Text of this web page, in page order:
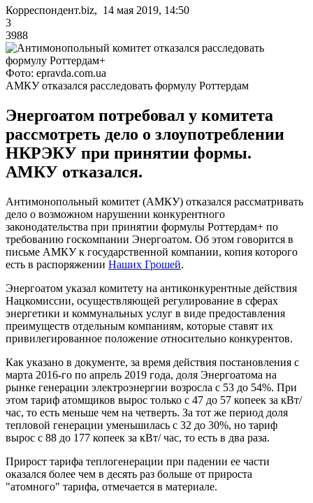
Корреспондент.biz, 14 мая 2019, 14:50
3
3988
Фото: epravda.com.ua
АМКУ отказался расследовать формулу Роттердам
Энергоатом потребовал у комитета
рассмотреть дело о злоупотреблении
НКРЭКУ при принятии формы.
АМКУ отказался.
Антимонопольный комитет (АМКУ) отказался рассматривать
дело о возможном нарушении конкурентного
законодательства при принятии формулы Роттердам+ по
требованию госкомпании Энергоатом. Об этом говорится в
письме АМКУ к государственной компании, копия которого
есть в распоряжении Наших Грошей.
Энергоатом указал комитету на антиконкурентные действия
Нацкомиссии, осуществляющей регулирование в сферах
энергетики и коммунальных услуг в виде предоставления
преимуществ отдельным компаниям, которые ставят их
привилегированное положение относительно конкурентов.
Как указано в документе, за время действия постановления с
марта 2016-го по апрель 2019 года, доля Энергоатома на
рынке генерации электроэнергии возросла с 53 до 54%. При
этом тариф атомщиков вырос только с 47 до 57 копеек за кВт/
час, то есть меньше чем на четверть. За тот же период доля
тепловой генерации уменьшилась с 32 до 30%, но тариф
вырос с 88 до 177 копеек за кВт/ час, то есть в два раза.
Прирост тарифа теплогенерации при падении ее части
оказался более чем в десять раз больше от прироста
"атомного" тарифа, отмечается в материале.